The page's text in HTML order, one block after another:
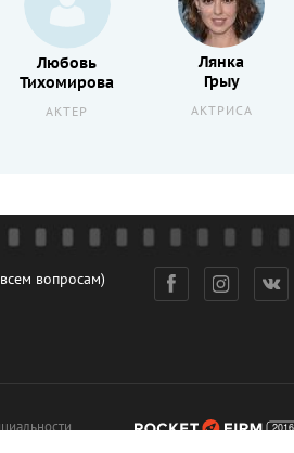
Любовь
Тихомирова
АКТЕР
Лянка
Грыу
АКТРИСА
вопросам)